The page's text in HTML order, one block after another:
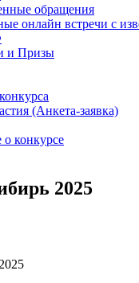
обращения
онлайн встречи с
и Призы
(Анкета-заявка)
конкурсе
2025